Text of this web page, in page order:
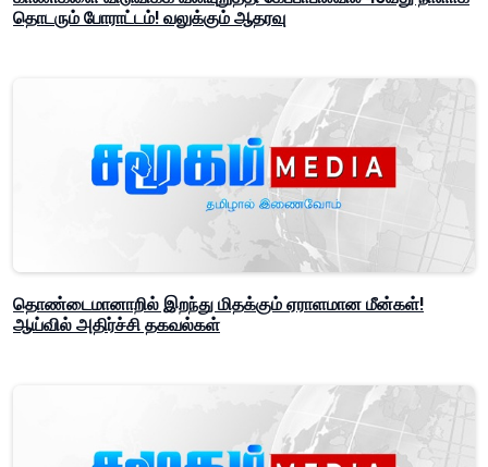
தொடரும் போராட்டம்! வலுக்கும் ஆதரவு
தொண்டைமானாறில் இறந்து மிதக்கும் ஏராளமான மீன்கள்!
ஆய்வில் அதிர்ச்சி தகவல்கள்